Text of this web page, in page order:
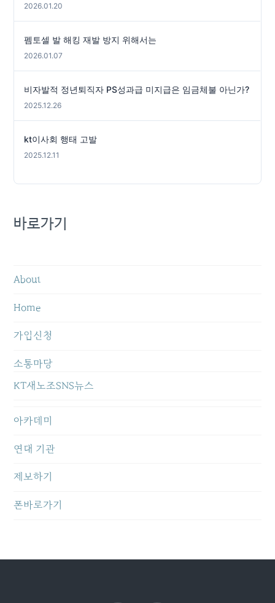
2026.01.20
펨토셀 발 해킹 재발 방지 위해서는
2026.01.07
비자발적 정년퇴직자 PS성과급 미지급은 임금체불 아닌가?
2025.12.26
kt이사회 행태 고발
2025.12.11
바로가기
About
Home
가입신청
소통마당
KT새노조SNS뉴스
아카데미
연대 기관
제보하기
폰바로가기